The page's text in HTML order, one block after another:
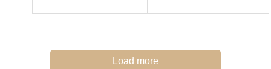
Load more